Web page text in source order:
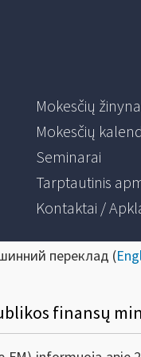
Mokesčių
Mokesčių
Seminarai
Tarptautinis
Kontaktai /
переклад (